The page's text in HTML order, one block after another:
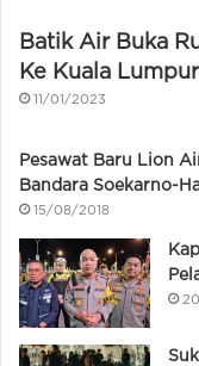
Batik Air Buka
Ke Kuala Lumpur
11/01/2023
Pesawat Baru Lion
Bandara Soekarno-
15/08/2018